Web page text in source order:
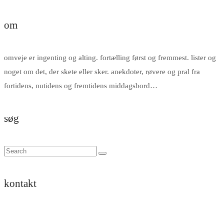
om
omveje er ingenting og alting. fortælling først og fremmest. lister og
noget om det, der skete eller sker. anekdoter, røvere og pral fra
fortidens, nutidens og fremtidens middagsbord…
søg
kontakt